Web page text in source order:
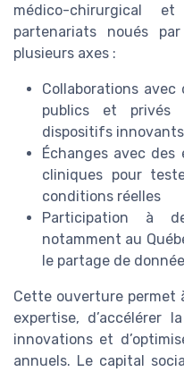
médico-chirurgical
partenariats noués
plusieurs axes :
Collaborations
publics et privés
dispositifs innovants
Échanges avec
cliniques pour
conditions réelles
Participation à
notamment au
le partage de
Cette ouverture permet
expertise, d’accélérer
innovations et
annuels. Le capital